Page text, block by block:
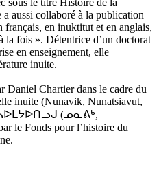
aussi collaboré à la publication
français, en inuktitut et en anglais,
fois ». Détentrice d’un doctorat
en enseignement, elle
inuite.
Daniel Chartier dans le cadre du
inuite (Nunavik, Nunatsiavut,
(ᓄᓇᕕᒃ,
Fonds pour l’histoire du